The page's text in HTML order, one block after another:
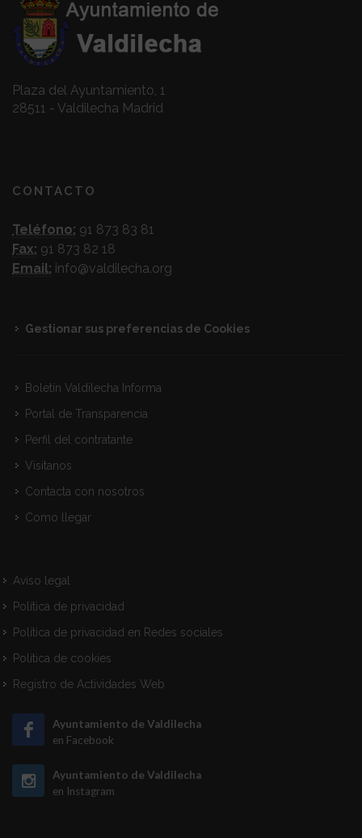
Plaza del Ayuntamiento, 1
28511 - Valdilecha Madrid
CONTACTO
Teléfono: 91 873 83 81
Fax: 91 873 82 18
Email: info@valdilecha.org
Gestionar sus preferencias de Cookies
Boletín Valdilecha Informa
Portal de Transparencia
Perfil del contratante
Visitanos
Contacta con nosotros
Como llegar
Aviso legal
Política de privacidad
Política de privacidad en Redes sociales
Política de cookies
Registro de Actividades Web
Ayuntamiento de Valdilecha
en Facebook
Ayuntamiento de Valdilecha
en Instagram